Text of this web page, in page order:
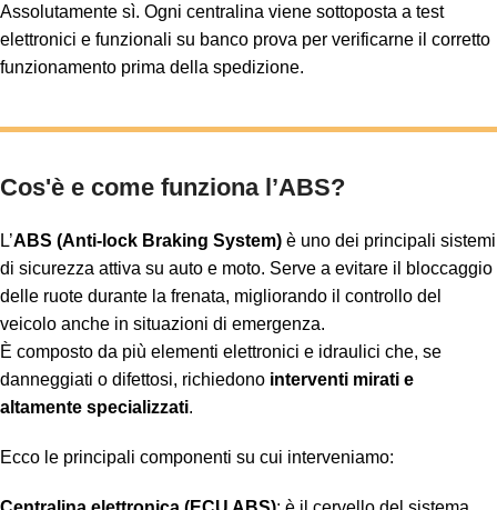
Assolutamente sì. Ogni centralina viene sottoposta a test
elettronici e funzionali su banco prova per verificarne il corretto
funzionamento prima della spedizione.
Cos'è e come funziona l’ABS?
L’ABS (Anti-lock Braking System) è uno dei principali sistemi
di sicurezza attiva su auto e moto. Serve a evitare il bloccaggio
delle ruote durante la frenata, migliorando il controllo del
veicolo anche in situazioni di emergenza.
È composto da più elementi elettronici e idraulici che, se
danneggiati o difettosi, richiedono interventi mirati e
altamente specializzati.
Ecco le principali componenti su cui interveniamo: